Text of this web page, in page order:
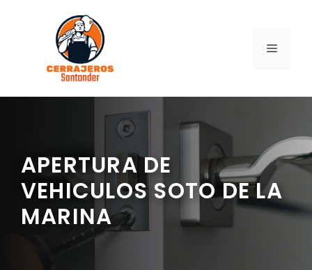
contenido
MENÚ
APERTURA DE
VEHICULOS SOTO DE LA
MARINA